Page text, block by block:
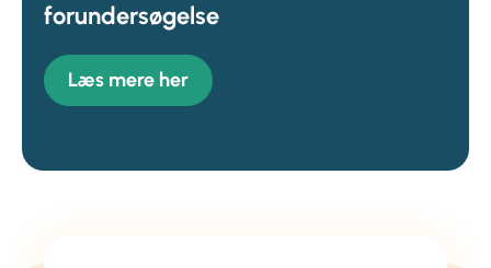
forundersøgelse
Læs mere her